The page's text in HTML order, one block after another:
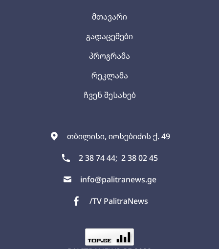
თბილისი, იოსებიძის ქ. 49
2 38 74 44; 2 38 02 45
info@palitranews.ge
/TV PalitraNews
მთავარი
გადაცემები
პროგრამა
რეკლამა
ჩვენ შესახებ